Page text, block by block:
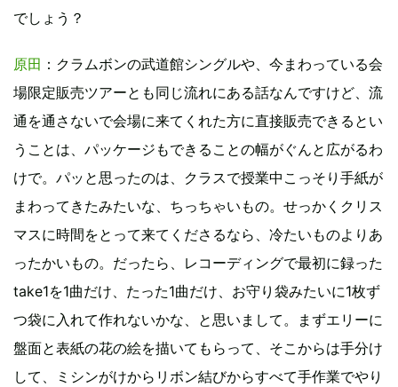
でしょう？
原田 ：クラムボンの武道館シングルや、今まわっている会
場限定販売ツアーとも同じ流れにある話なんですけど、流
通を通さないで会場に来てくれた方に直接販売できるとい
うことは、パッケージもできることの幅がぐんと広がるわ
けで。パッと思ったのは、クラスで授業中こっそり手紙が
まわってきたみたいな、ちっちゃいもの。せっかくクリス
マスに時間をとって来てくださるなら、冷たいものよりあ
ったかいもの。だったら、レコーディングで最初に録った
take1を1曲だけ、たった1曲だけ、お守り袋みたいに1枚ず
つ袋に入れて作れないかな、と思いまして。まずエリーに
盤面と表紙の花の絵を描いてもらって、そこからは手分け
して、ミシンがけからリボン結びからすべて手作業でやり